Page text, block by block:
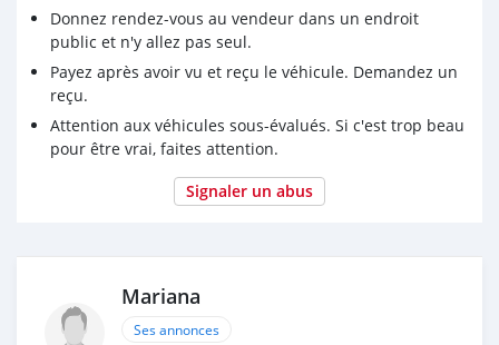
Donnez rendez-vous au vendeur dans un endroit
public et n'y allez pas seul.
Payez après avoir vu et reçu le véhicule. Demandez un
reçu.
Attention aux véhicules sous-évalués. Si c'est trop beau
pour être vrai, faites attention.
Signaler un abus
Mariana
Ses annonces